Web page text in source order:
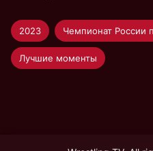
2023
Лучшие моменты